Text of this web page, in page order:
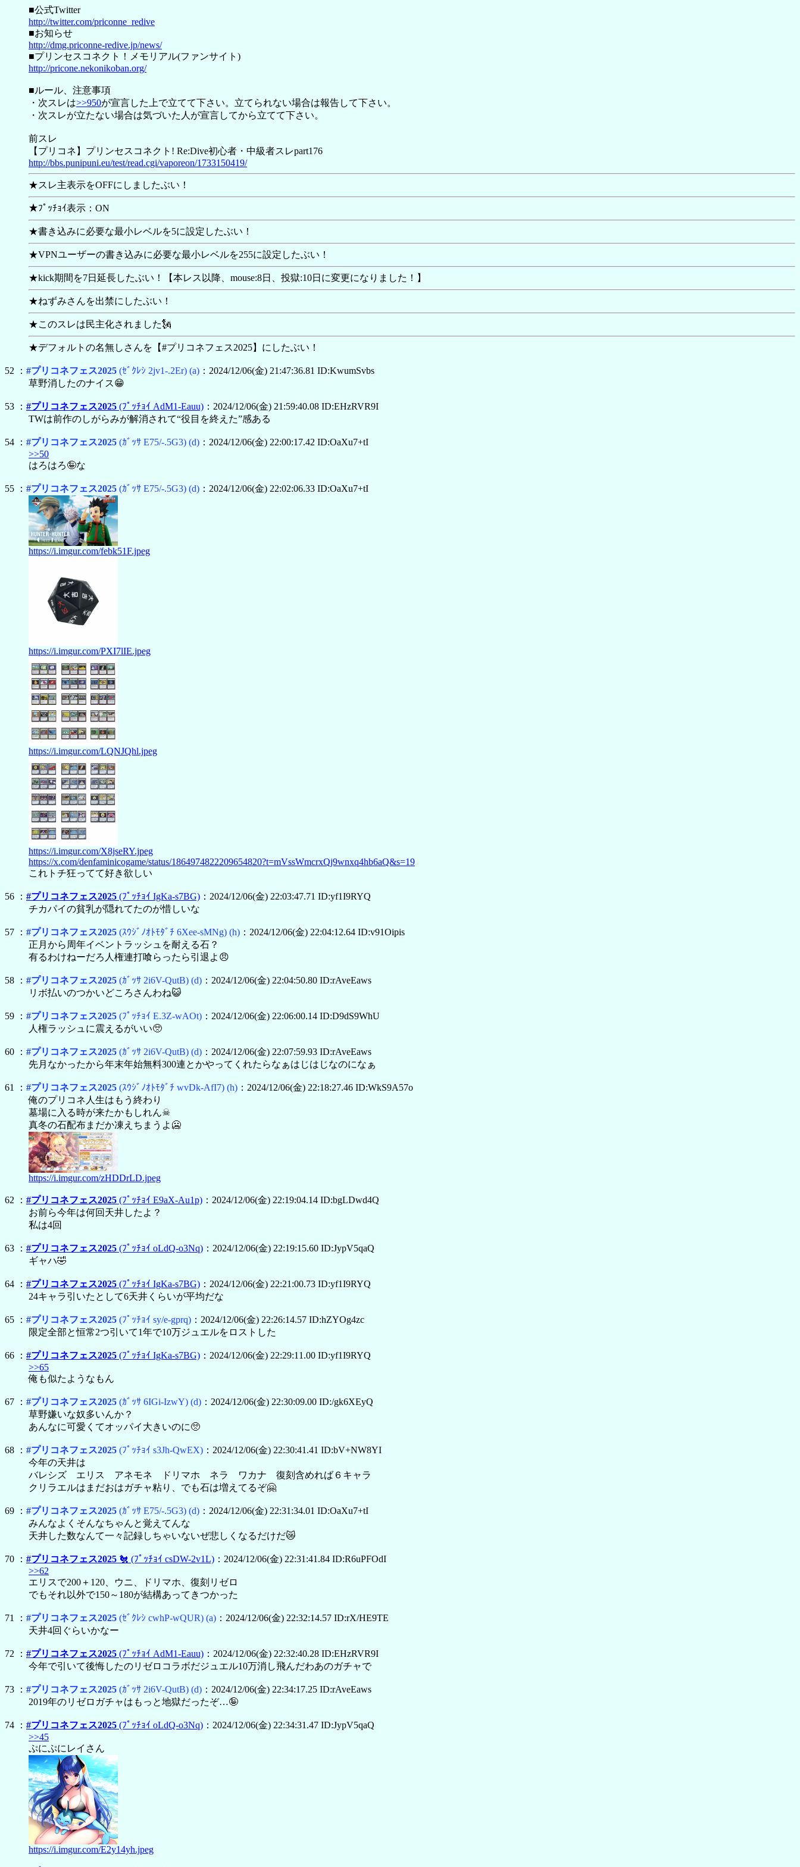
■公式Twitter
http://twitter.com/priconne_redive
■お知らせ
http://dmg.priconne-redive.jp/news/
■プリンセスコネクト！メモリアル(ファンサイト)
http://pricone.nekonikoban.org/
■ルール、注意事項
・次スレは>>950が宣言した上で立てて下さい。立てられない場合は報告して下さい。
・次スレが立たない場合は気づいた人が宣言してから立てて下さい。
前スレ
【プリコネ】プリンセスコネクト! Re:Dive初心者・中級者スレpart176
http://bbs.punipuni.eu/test/read.cgi/vaporeon/1733150419/
★スレ主表示をOFFにしましたぶい！
★ﾌﾟｯﾁｮｲ表示：ON
★書き込みに必要な最小レベルを5に設定したぶい！
★VPNユーザーの書き込みに必要な最小レベルを255に設定したぶい！
★kick期間を7日延長したぶい！【本レス以降、mouse:8日、投獄:10日に変更になりました！】
★ねずみさんを出禁にしたぶい！
★このスレは民主化されました🗽
★デフォルトの名無しさんを【#プリコネフェス2025】にしたぶい！
52 ： #プリコネフェス2025 (ｾﾞｸﾚｼ 2jv1-.2Er) (a) ：2024/12/06(金) 21:47:36.81 ID:KwumSvbs
草野消したのナイス😁
53 ： #プリコネフェス2025 (ﾌﾟｯﾁｮｲ AdM1-Eauu) ：2024/12/06(金) 21:59:40.08 ID:EHzRVR9I
TWは前作のしがらみが解消されて“役目を終えた”感ある
54 ： #プリコネフェス2025 (ｶﾞｯｻ E75/-.5G3) (d) ：2024/12/06(金) 22:00:17.42 ID:OaXu7+tI
>>50
はろはろ🤪な
55 ： #プリコネフェス2025 (ｶﾞｯｻ E75/-.5G3) (d) ：2024/12/06(金) 22:02:06.33 ID:OaXu7+tI
https://i.imgur.com/febk51F.jpeg
https://i.imgur.com/PXI7lIE.jpeg
https://i.imgur.com/LQNJQhl.jpeg
https://i.imgur.com/X8jseRY.jpeg
https://x.com/denfaminicogame/status/1864974822209654820?t=mVssWmcrxQj9wnxq4hb6aQ&s=19
これトチ狂ってて好き欲しい
56 ： #プリコネフェス2025 (ﾌﾟｯﾁｮｲ IgKa-s7BG) ：2024/12/06(金) 22:03:47.71 ID:yf1I9RYQ
チカパイの貧乳が隠れてたのが惜しいな
57 ： #プリコネフェス2025 (ｽｳｼﾞﾉｵﾄﾓﾀﾞﾁ 6Xee-sMNg) (h) ：2024/12/06(金) 22:04:12.64 ID:v91Oipis
正月から周年イベントラッシュを耐える石？
有るわけねーだろ人権連打喰らったら引退よ😠
58 ： #プリコネフェス2025 (ｶﾞｯｻ 2i6V-QutB) (d) ：2024/12/06(金) 22:04:50.80 ID:rAveEaws
リボ払いのつかいどころさんわね😺
59 ： #プリコネフェス2025 (ﾌﾟｯﾁｮｲ E.3Z-wAOt) ：2024/12/06(金) 22:06:00.14 ID:D9dS9WhU
人権ラッシュに震えるがいい🥺
60 ： #プリコネフェス2025 (ｶﾞｯｻ 2i6V-QutB) (d) ：2024/12/06(金) 22:07:59.93 ID:rAveEaws
先月なかったから年末年始無料300連とかやってくれたらなぁはじはじなのになぁ
61 ： #プリコネフェス2025 (ｽｳｼﾞﾉｵﾄﾓﾀﾞﾁ wvDk-AfI7) (h) ：2024/12/06(金) 22:18:27.46 ID:WkS9A57o
俺のプリコネ人生はもう終わり
墓場に入る時が来たかもしれん☠
真冬の石配布まだか凍えちまうよ🥶
https://i.imgur.com/zHDDrLD.jpeg
62 ： #プリコネフェス2025 (ﾌﾟｯﾁｮｲ E9aX-Au1p) ：2024/12/06(金) 22:19:04.14 ID:bgLDwd4Q
お前ら今年は何回天井したよ？
私は4回
63 ： #プリコネフェス2025 (ﾌﾟｯﾁｮｲ oLdQ-o3Nq) ：2024/12/06(金) 22:19:15.60 ID:JypV5qaQ
ギャハ🤣
64 ： #プリコネフェス2025 (ﾌﾟｯﾁｮｲ IgKa-s7BG) ：2024/12/06(金) 22:21:00.73 ID:yf1I9RYQ
24キャラ引いたとして6天井くらいが平均だな
65 ： #プリコネフェス2025 (ﾌﾟｯﾁｮｲ sy/e-gprq) ：2024/12/06(金) 22:26:14.57 ID:hZYOg4zc
限定全部と恒常2つ引いて1年で10万ジュエルをロストした
66 ： #プリコネフェス2025 (ﾌﾟｯﾁｮｲ IgKa-s7BG) ：2024/12/06(金) 22:29:11.00 ID:yf1I9RYQ
>>65
俺も似たようなもん
67 ： #プリコネフェス2025 (ｶﾞｯｻ 6IGi-IzwY) (d) ：2024/12/06(金) 22:30:09.00 ID:/gk6XEyQ
草野嫌いな奴多いんか？
あんなに可愛くてオッパイ大きいのに🥺
68 ： #プリコネフェス2025 (ﾌﾟｯﾁｮｲ s3Jh-QwEX) ：2024/12/06(金) 22:30:41.41 ID:bV+NW8YI
今年の天井は
バレシズ エリス アネモネ ドリマホ ネラ ワカナ 復刻含めれば６キャラ
クリラエルはまだおはガチャ粘り、でも石は増えてるぞ🤗
69 ： #プリコネフェス2025 (ｶﾞｯｻ E75/-.5G3) (d) ：2024/12/06(金) 22:31:34.01 ID:OaXu7+tI
みんなよくそんなちゃんと覚えてんな
天井した数なんて一々記録しちゃいないぜ悲しくなるだけだ😿
70 ： #プリコネフェス2025 🐔 (ﾌﾟｯﾁｮｲ csDW-2v1L) ：2024/12/06(金) 22:31:41.84 ID:R6uPFOdI
>>62
エリスで200＋120、ウニ、ドリマホ、復刻リゼロ
でもそれ以外で150～180が結構あってきつかった
71 ： #プリコネフェス2025 (ｾﾞｸﾚｼ cwhP-wQUR) (a) ：2024/12/06(金) 22:32:14.57 ID:rX/HE9TE
天井4回ぐらいかなー
72 ： #プリコネフェス2025 (ﾌﾟｯﾁｮｲ AdM1-Eauu) ：2024/12/06(金) 22:32:40.28 ID:EHzRVR9I
今年で引いて後悔したのリゼロコラボだジュエル10万消し飛んだわあのガチャで
73 ： #プリコネフェス2025 (ｶﾞｯｻ 2i6V-QutB) (d) ：2024/12/06(金) 22:34:17.25 ID:rAveEaws
2019年のリゼロガチャはもっと地獄だったぞ…🤪
74 ： #プリコネフェス2025 (ﾌﾟｯﾁｮｲ oLdQ-o3Nq) ：2024/12/06(金) 22:34:31.47 ID:JypV5qaQ
>>45
ぷにぷにレイさん
https://i.imgur.com/E2y14yh.jpeg